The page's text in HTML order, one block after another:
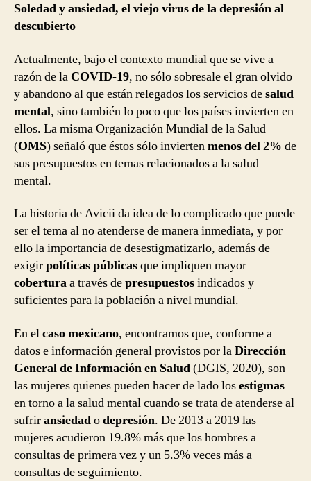
Soledad y ansiedad, el viejo virus de la depresión al
descubierto
Actualmente, bajo el contexto mundial que se vive a
razón de la COVID-19, no sólo sobresale el gran olvido
y abandono al que están relegados los servicios desalud
mental, sino también lo poco que los países invierten en
ellos. La misma Organización Mundial de la Salud
(OMS) señaló que éstos sólo inviertenmenos del 2% de
sus presupuestos en temas relacionados a la salud
mental.
La historia de Avicii da idea de lo complicado que puede
ser el tema al no atenderse de manera inmediata, y por
ello la importancia de desestigmatizarlo, además de
exigirpolíticas públicasque impliquen mayor
coberturaa través depresupuestosindicados y
suficientes para la población a nivel mundial.
En elcaso mexicano, encontramos que, conforme a
datos e información general provistos por laDirección
General de Información en Salud(DGIS, 2020), son
las mujeres quienes pueden hacer de lado losestigmas
en torno a la salud mental cuando se trata de atenderse al
sufriransiedadodepresión. De 2013 a 2019 las
mujeres acudieron 19.8% más que los hombres a
consultas de primera vez y un 5.3% veces más a
consultas de seguimiento.